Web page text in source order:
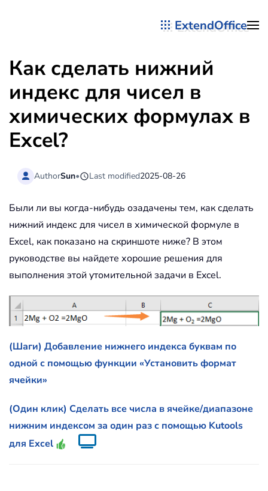
ExtendOffice
Как сделать нижний
индекс для чисел в
химических формулах в
Excel?
AuthorSun• Last modified2025-08-26
Были ли вы когда-нибудь озадачены тем, как сделать
нижний индекс для чисел в химической формуле в
Excel, как показано на скриншоте ниже? В этом
руководстве вы найдете хорошие решения для
выполнения этой утомительной задачи в Excel.
(Шаги) Добавление нижнего индекса буквам по
одной с помощью функции «Установить формат
ячейки»
(Один клик) Сделать все числа в ячейке/диапазоне
нижним индексом за один раз с помощью Kutools
для Excel